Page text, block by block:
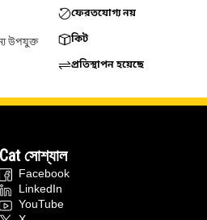
উপযুক্ত
ফেরতযোগ্য নয়
কিট
প্রতিস্থাপন হয়েছে
Cat সোশ্যাল
Facebook
LinkedIn
YouTube